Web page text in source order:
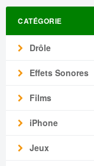
CATÉGORIE
Drôle
Effets Sonores
Films
iPhone
Jeux